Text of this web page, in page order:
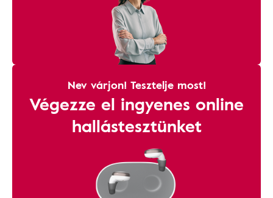
Nev várjon! Tesztelje most!
Végezze el ingyenes online
hallástesztünket